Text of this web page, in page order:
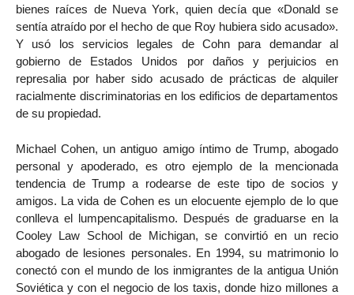
bienes raíces de Nueva York, quien decía que «Donald se
sentía atraído por el hecho de que Roy hubiera sido acusado».
Y usó los servicios legales de Cohn para demandar al
gobierno de Estados Unidos por daños y perjuicios en
represalia por haber sido acusado de prácticas de alquiler
racialmente discriminatorias en los edificios de departamentos
de su propiedad.
Michael Cohen, un antiguo amigo íntimo de Trump, abogado
personal y apoderado, es otro ejemplo de la mencionada
tendencia de Trump a rodearse de este tipo de socios y
amigos. La vida de Cohen es un elocuente ejemplo de lo que
conlleva el lumpencapitalismo. Después de graduarse en la
Cooley Law School de Michigan, se convirtió en un recio
abogado de lesiones personales. En 1994, su matrimonio lo
conectó con el mundo de los inmigrantes de la antigua Unión
Soviética y con el negocio de los taxis, donde hizo millones a